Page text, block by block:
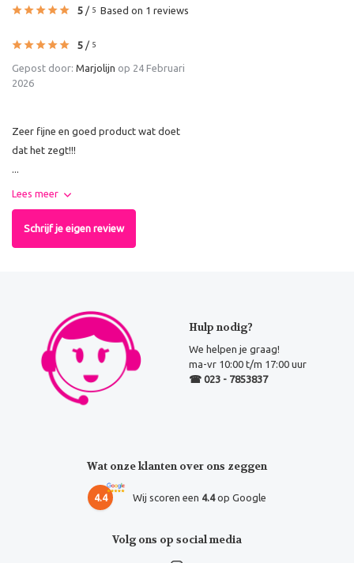
5 / 5 Based on 1 reviews
5 / 5
Gepost door: Marjolijn op 24 Februari
2026
Zeer fijne en goed product wat doet
dat het zegt!!!
...
Lees meer
Schrijf je eigen review
Hulp nodig?
We helpen je graag!
ma-vr 10:00 t/m 17:00 uur
☎ 023 - 7853837
Wat onze klanten over ons zeggen
4.4 Wij scoren een 4.4op Google
Volg ons op social media